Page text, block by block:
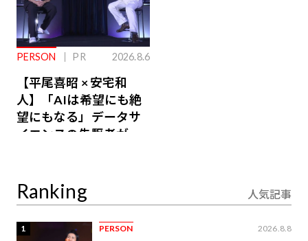
PERSON PR 2026.8.6
【平尾喜昭 × 安宅和
人】「AIは希望にも絶
望にもなる」データサ
イエンスの先駆者が語
Ranking 人気記事
1 PERSON 2026.8.8